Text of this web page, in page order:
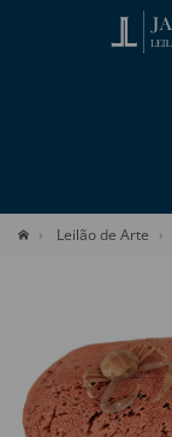
Leilão de Arte